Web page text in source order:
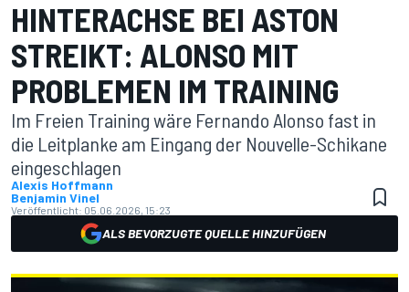
HINTERACHSE BEI ASTON
STREIKT: ALONSO MIT
PROBLEMEN IM TRAINING
Im Freien Training wäre Fernando Alonso fast in
die Leitplanke am Eingang der Nouvelle-Schikane
eingeschlagen
Alexis Hoffmann
Benjamin Vinel
Veröffentlicht: 05.06.2026, 15:23
ALS BEVORZUGTE QUELLE HINZUFÜGEN